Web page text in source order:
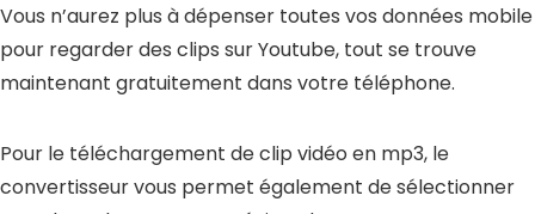
Vous n’aurez plus à dépenser toutes vos données mobile
pour regarder des clips sur Youtube, tout se trouve
maintenant gratuitement dans votre téléphone.
Pour le téléchargement de clip vidéo en mp3, le
convertisseur vous permet également de sélectionner